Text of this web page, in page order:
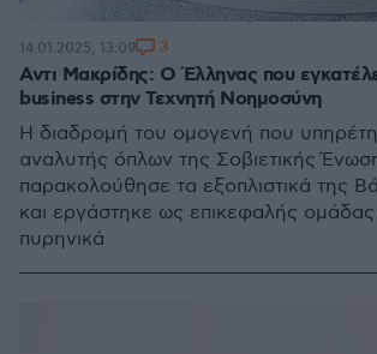
Αντι Μακρίδης: Ο Έλληνας που
business στην Τεχνητή Νοημοσύνη
Η διαδρομή του ομογενή που
αναλυτής όπλων της Σοβιετικής
παρακολούθησε τα εξοπλιστικά της
και εργάστηκε ως επικεφαλής ομάδας
πυρηνικά
14.01.2025, 13:09 3